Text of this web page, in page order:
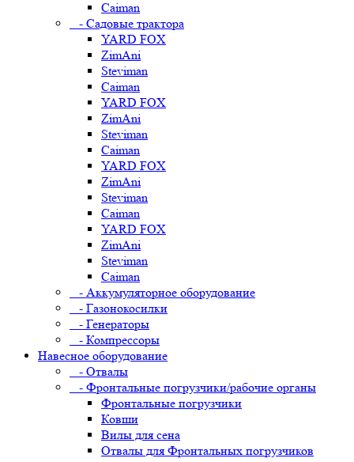
Caiman
- Садовые трактора
YARD FOX
ZimAni
Steviman
Caiman
YARD FOX
ZimAni
Steviman
Caiman
YARD FOX
ZimAni
Steviman
Caiman
YARD FOX
ZimAni
Steviman
Caiman
- Аккумуляторное оборудование
- Газонокосилки
- Генераторы
- Компрессоры
Навесное оборудование
- Отвалы
- Фронтальные погрузчики/рабочие органы
Фронтальные погрузчики
Ковши
Вилы для сена
Отвалы для Фронтальных погрузчиков